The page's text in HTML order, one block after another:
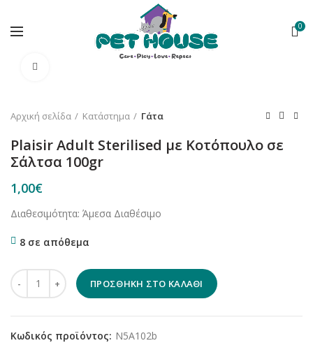
0
Αρχική σελίδα Κατάστημα Γάτα
Plaisir Adult Sterilised με Κοτόπουλο σε
Σάλτσα 100gr
1,00€
Διαθεσιμότητα: Άμεσα Διαθέσιμο
8 σε απόθεμα
Plaisir Adult Sterilised με Κοτόπουλο σε Σάλτσα 100gr ποσότητα
ΠΡΟΣΘΉΚΗ ΣΤΟ ΚΑΛΆΘΙ
Κωδικός προϊόντος: N5A102b